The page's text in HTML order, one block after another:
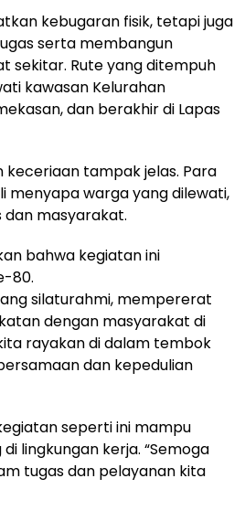
kebugaran fisik, tetapi juga
serta membangun
sekitar. Rute yang ditempuh
kawasan Kelurahan
dan berakhir di Lapas
keceriaan tampak jelas. Para
menyapa warga yang dilewati,
masyarakat.
bahwa kegiatan ini
80.
silaturahmi, mempererat
dengan masyarakat di
rayakan di dalam tembok
dan kepedulian
seperti ini mampu
lingkungan kerja. “Semoga
tugas dan pelayanan kita